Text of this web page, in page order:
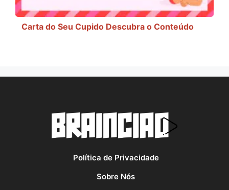
Carta do Seu Cupido Descubra o Conteúdo
Política de Privacidade
Sobre Nós